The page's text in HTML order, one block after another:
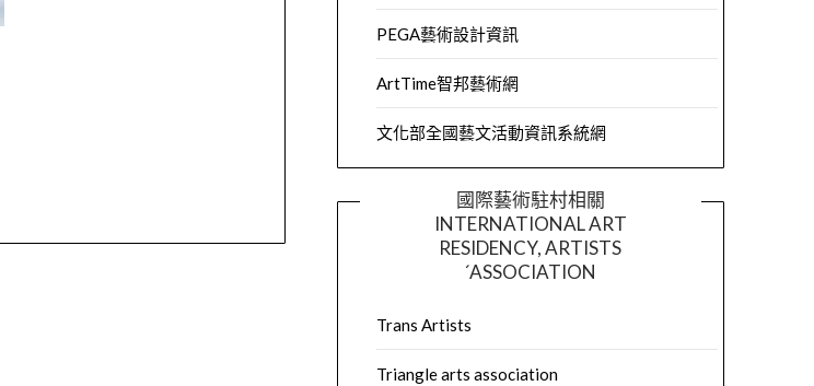
PEGA藝術設計資訊
ArtTime智邦藝術網
文化部全國藝文活動資訊系統網
國際藝術駐村相關
INTERNATIONAL ART
RESIDENCY, ARTISTS
´ASSOCIATION
Trans Artists
Triangle arts association